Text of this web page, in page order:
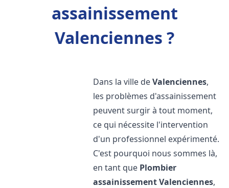
assainissement
Valenciennes ?
Dans la ville deValenciennes,
les problèmes d'assainissement
peuvent surgir à tout moment,
ce qui nécessite l'intervention
d'un professionnel expérimenté.
C'est pourquoi nous sommes là,
en tant que Plombier
assainissementValenciennes,